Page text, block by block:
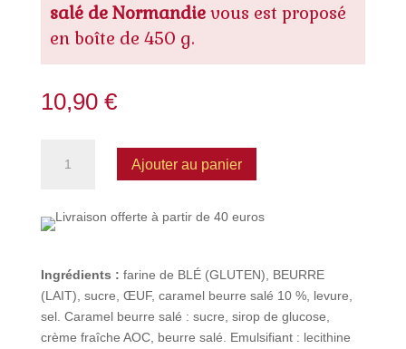
salé de Normandievous est proposé
en boîte de 450 g.
10,90 €
caramel
au
salé
de
Normandie
Ajouter au panier
Ingrédients : farine de BLÉ (GLUTEN), BEURRE
(LAIT), sucre, ŒUF, caramel beurre salé 10 %, levure,
sel. Caramel beurre salé : sucre, sirop de glucose,
crème fraîche AOC, beurre salé. Emulsifiant : lecithine